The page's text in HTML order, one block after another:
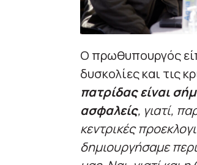
Ο πρωθυπουργός
δυσκολίες και τις
πατρίδας είναι
ασφαλείς, γιατί,
κεντρικές
δημιουργήσαμε